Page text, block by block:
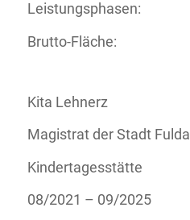
Leistungsphasen:
Brutto-Fläche:
Kita Lehnerz
Magistrat der Stadt Fulda
Kindertagesstätte
08/2021 – 09/2025